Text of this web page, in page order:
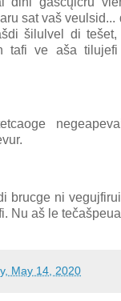
sat vaš veulsid...
šilulvel di
tafi ve aša
brucge ni
Nu aš le
May 14, 2020